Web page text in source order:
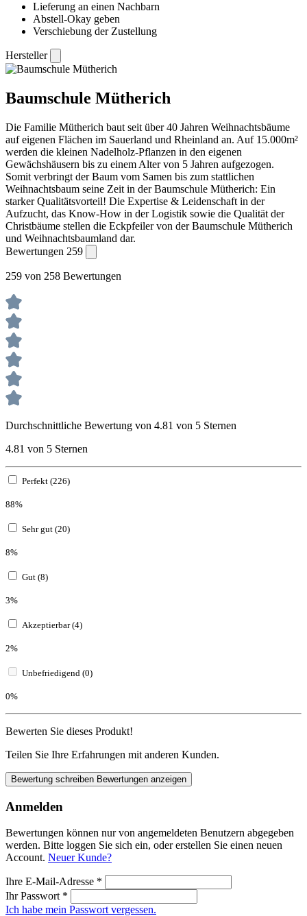
Lieferung an einen Nachbarn
Abstell-Okay geben
Verschiebung der Zustellung
Hersteller
Baumschule Mütherich
Die Familie Mütherich baut seit über 40 Jahren Weihnachtsbäume
auf eigenen Flächen im Sauerland und Rheinland an. Auf 15.000m²
werden die kleinen Nadelholz-Pflanzen in den eigenen
Gewächshäusern bis zu einem Alter von 5 Jahren aufgezogen.
Somit verbringt der Baum vom Samen bis zum stattlichen
Weihnachtsbaum seine Zeit in der Baumschule Mütherich: Ein
starker Qualitätsvorteil! Die Expertise & Leidenschaft in der
Aufzucht, das Know-How in der Logistik sowie die Qualität der
Christbäume stellen die Eckpfeiler von der Baumschule Mütherich
und Weihnachtsbaumland dar.
Bewertungen 259
259 von 258 Bewertungen
Durchschnittliche Bewertung von 4.81 von 5 Sternen
4.81 von 5 Sternen
Perfekt (226)
88%
Sehr gut (20)
8%
Gut (8)
3%
Akzeptierbar (4)
2%
Unbefriedigend (0)
0%
Bewerten Sie dieses Produkt!
Teilen Sie Ihre Erfahrungen mit anderen Kunden.
Bewertung schreiben Bewertungen anzeigen
Anmelden
Bewertungen können nur von angemeldeten Benutzern abgegeben
werden. Bitte loggen Sie sich ein, oder erstellen Sie einen neuen
Account. Neuer Kunde?
Ihre E-Mail-Adresse *
Ihr Passwort *
Ich habe mein Passwort vergessen.